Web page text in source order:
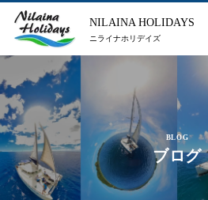
NILAINA HOLIDAYS
ニライナホリデイズ
BLOG
ブログ